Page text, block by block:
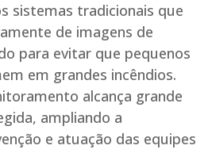
sistemas tradicionais que
de imagens de
para evitar que pequenos
em grandes incêndios.
alcança grande
ampliando a
e atuação das equipes